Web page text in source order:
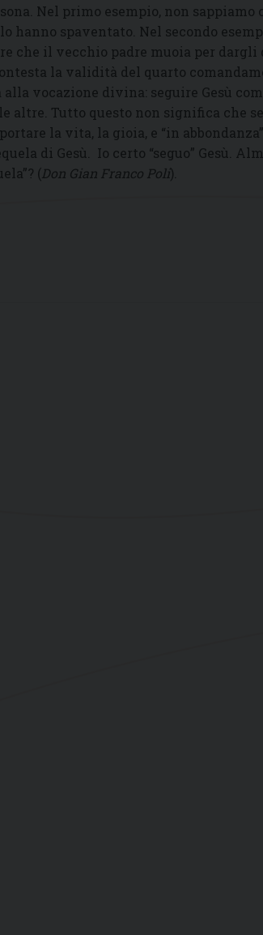
Nel primo esempio, non sappiamo
hanno spaventato. Nel secondo
che il vecchio padre muoia per dargli
la validità del quarto
vocazione divina: seguire Gesù
altre. Tutto questo non significa che
la vita, la gioia, e “in
di Gesù. Io certo “seguo” Gesù.
(Don Gian Franco Poli).